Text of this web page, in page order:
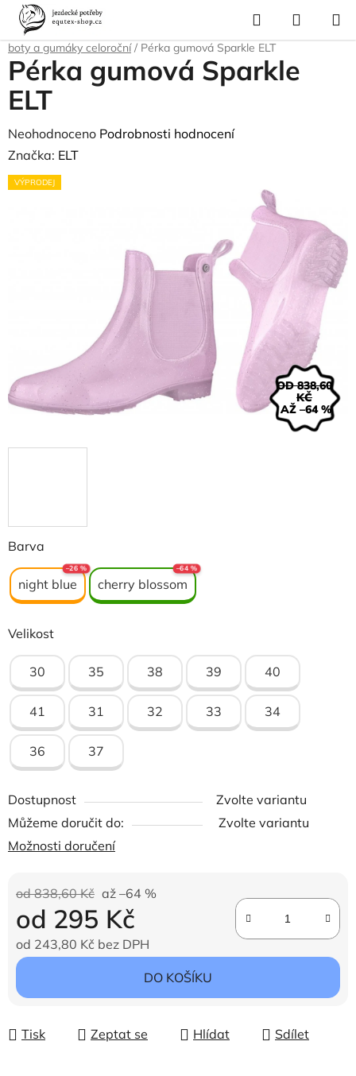
Přejít
obsah
Hledat
KOŠÍK
Domů
Pro jezdce
boty a gumáky celoroční / Pérka gumová Sparkle ELT
Barva
night blue
–26 %
cherry blossom
–64 %
Velikost
30 35 38 39 40
41 31 32 33 34
36 37
Dostupnost
Zvolte variantu
Můžeme doručit do:
Zvolte variantu
Možnosti doručení
od 838,60 Kč až –64 %
od 295 Kč
od 243,80 Kč bez DPH
Měrná cena:
DO KOŠÍKU
Tisk Zeptat se Hlídat Sdílet
Pérka gumová Sparkle
ELT
Průměrné
hodnocení
produktu
Neohodnoceno Podrobnosti hodnocení
Značka: ELT
VÝPRODEJ
OD 838,60
KČ
AŽ –64 %